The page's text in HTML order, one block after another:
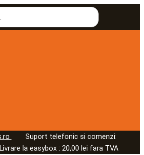
Suport telefonic si comenzi:
la easybox : 20,00 lei fara TVA